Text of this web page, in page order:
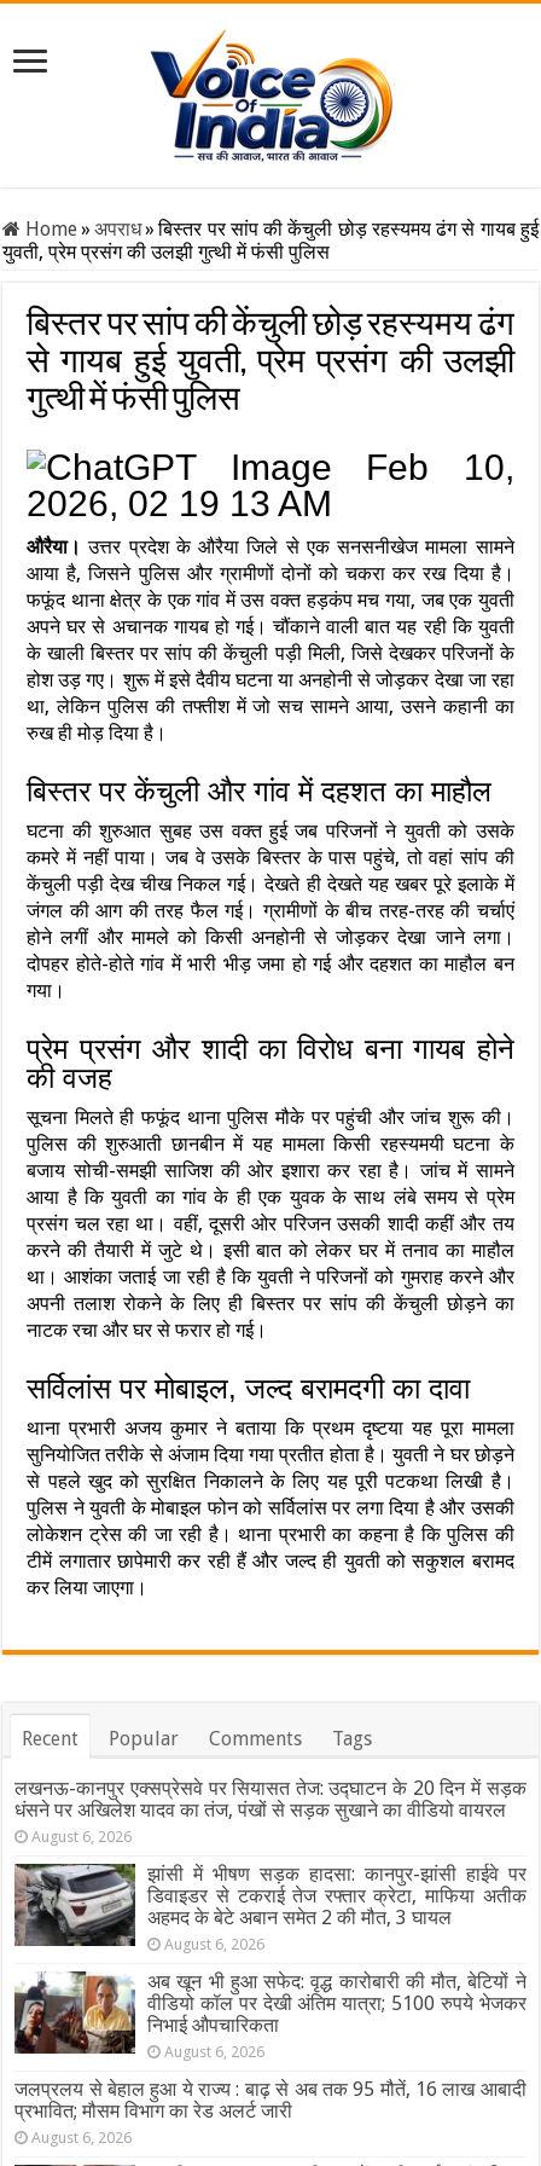
Home» अपराध» बिस्तर पर सांप की केंचुली छोड़ रहस्यमय ढंग से गायब हुई
युवती, प्रेम प्रसंग की उलझी गुत्थी में फंसी पुलिस
बिस्तर पर सांप की केंचुली छोड़ रहस्यमय ढंग
से गायब हुई युवती, प्रेम प्रसंग की उलझी
गुत्थी में फंसी पुलिस
औरैया। उत्तर प्रदेश के औरैया जिले से एक सनसनीखेज मामला सामने
आया है, जिसने पुलिस और ग्रामीणों दोनों को चकरा कर रख दिया है।
फफूंद थाना क्षेत्र के एक गांव में उस वक्त हड़कंप मच गया, जब एक युवती
अपने घर से अचानक गायब हो गई। चौंकाने वाली बात यह रही कि युवती
के खाली बिस्तर पर सांप की केंचुली पड़ी मिली, जिसे देखकर परिजनों के
होश उड़ गए। शुरू में इसे दैवीय घटना या अनहोनी से जोड़कर देखा जा रहा
था, लेकिन पुलिस की तफ्तीश में जो सच सामने आया, उसने कहानी का
रुख ही मोड़ दिया है।
बिस्तर पर केंचुली और गांव में दहशत का माहौल
घटना की शुरुआत सुबह उस वक्त हुई जब परिजनों ने युवती को उसके
कमरे में नहीं पाया। जब वे उसके बिस्तर के पास पहुंचे, तो वहां सांप की
केंचुली पड़ी देख चीख निकल गई। देखते ही देखते यह खबर पूरे इलाके में
जंगल की आग की तरह फैल गई। ग्रामीणों के बीच तरह-तरह की चर्चाएं
होने लगीं और मामले को किसी अनहोनी से जोड़कर देखा जाने लगा।
दोपहर होते-होते गांव में भारी भीड़ जमा हो गई और दहशत का माहौल बन
गया।
प्रेम प्रसंग और शादी का विरोध बना गायब होने
की वजह
सूचना मिलते ही फफूंद थाना पुलिस मौके पर पहुंची और जांच शुरू की।
पुलिस की शुरुआती छानबीन में यह मामला किसी रहस्यमयी घटना के
बजाय सोची-समझी साजिश की ओर इशारा कर रहा है। जांच में सामने
आया है कि युवती का गांव के ही एक युवक के साथ लंबे समय से प्रेम
प्रसंग चल रहा था। वहीं, दूसरी ओर परिजन उसकी शादी कहीं और तय
करने की तैयारी में जुटे थे। इसी बात को लेकर घर में तनाव का माहौल
था। आशंका जताई जा रही है कि युवती ने परिजनों को गुमराह करने और
अपनी तलाश रोकने के लिए ही बिस्तर पर सांप की केंचुली छोड़ने का
नाटक रचा और घर से फरार हो गई।
सर्विलांस पर मोबाइल, जल्द बरामदगी का दावा
थाना प्रभारी अजय कुमार ने बताया कि प्रथम दृष्टया यह पूरा मामला
सुनियोजित तरीके से अंजाम दिया गया प्रतीत होता है। युवती ने घर छोड़ने
से पहले खुद को सुरक्षित निकालने के लिए यह पूरी पटकथा लिखी है।
पुलिस ने युवती के मोबाइल फोन को सर्विलांस पर लगा दिया है और उसकी
लोकेशन ट्रेस की जा रही है। थाना प्रभारी का कहना है कि पुलिस की
टीमें लगातार छापेमारी कर रही हैं और जल्द ही युवती को सकुशल बरामद
कर लिया जाएगा।
Recent Popular Comments Tags
लखनऊ-कानपुर एक्सप्रेसवे पर सियासत तेज: उद्घाटन के 20 दिन में सड़क
धंसने पर अखिलेश यादव का तंज, पंखों से सड़क सुखाने का वीडियो वायरल
August 6, 2026
झांसी में भीषण सड़क हादसा: कानपुर-झांसी हाईवे पर
डिवाइडर से टकराई तेज रफ्तार क्रेटा, माफिया अतीक
अहमद के बेटे अबान समेत 2 की मौत, 3 घायल
August 6, 2026
अब खून भी हुआ सफेद: वृद्ध कारोबारी की मौत, बेटियों ने
वीडियो कॉल पर देखी अंतिम यात्रा; 5100 रुपये भेजकर
निभाई औपचारिकता
August 6, 2026
जलप्रलय से बेहाल हुआ ये राज्य : बाढ़ से अब तक 95 मौतें, 16 लाख आबादी
प्रभावित; मौसम विभाग का रेड अलर्ट जारी
August 6, 2026